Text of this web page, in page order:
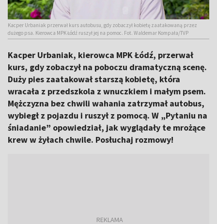
Kacper Urbaniak przerwał kurs autobusu, gdy zobaczył kobietę zaatakowaną przez
dużego psa. Kierowca MPK Łódź ruszył jej na pomoc. Fot. Waldemar Kompała/TVP
Kacper Urbaniak, kierowca MPK Łódź, przerwał
kurs, gdy zobaczył na poboczu dramatyczną scenę.
Duży pies zaatakował starszą kobietę, która
wracała z przedszkola z wnuczkiem i małym psem.
Mężczyzna bez chwili wahania zatrzymał autobus,
wybiegł z pojazdu i ruszył z pomocą. W „Pytaniu na
śniadanie” opowiedział, jak wyglądały te mrożące
krew w żyłach chwile. Posłuchaj rozmowy!